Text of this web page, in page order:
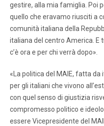
gestire, alla mia famiglia. Poi
quello che eravamo riusciti a
comunità italiana della
italiana del centro America. E
c’è ora e per chi verrà dopo».
«La politica del MAIE, fatta da
per gli italiani che vivono
con quel senso di giustizia
compromesso politico e
essere Vicepresidente del